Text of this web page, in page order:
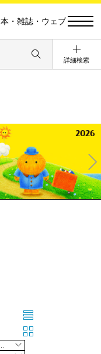
本・雑誌・ウェブ
詳細検索
Ne
xt